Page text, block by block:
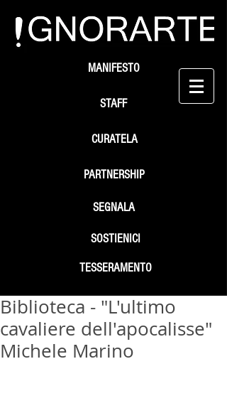
STAFF
SEGNALA
SOSTIENICI
MANIFESTO
PARTNERSHIP
TESSERAMENTO
CURATELA
Biblioteca - "L'ultimo
cavaliere dell'apocalisse"
Michele Marino